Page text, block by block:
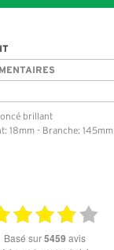
brillant
18mm - Branche: 145mm
basé sur5459 avis